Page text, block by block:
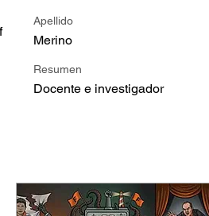
Apellido
Merino
Resumen
Docente e investigador